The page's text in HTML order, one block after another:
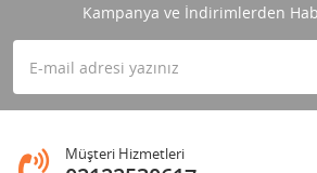
Kampanya ve İndirimlerden
Müşteri Hizmetleri